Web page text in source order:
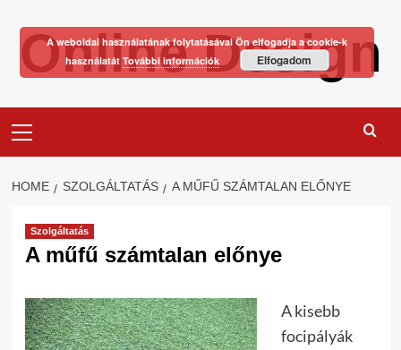
contentOnline Design
Menu
HOME SZOLGÁLTATÁS A MŰFŰ SZÁMTALAN ELŐNYE
Szolgáltatás
A műfű számtalan előnye
A kisebb
focipályák
A weboldal használatának folytatásával Ön elfogadja a cookie-k
használatát További információk Elfogadom